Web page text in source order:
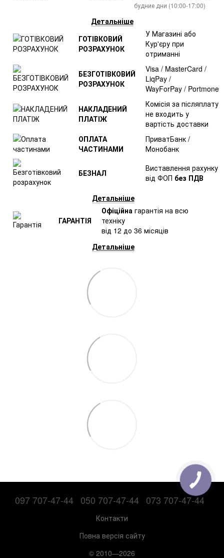
будние дни (10:00-17:00)
Детальніше
ГОТІВКОВИЙ
РОЗРАХУНОК
У Магазині або
Кур'єру при
отриманні
БЕЗГОТІВКОВИЙ
РОЗРАХУНОК
Visa / MasterCard /
LiqPay /
WayForPay / Portmone
НАКЛАДЕНИЙ
ПЛАТІЖ
Комісія за післяплату
не входить у
вартість доставки
ОПЛАТА
ЧАСТИНАМИ
ПриватБанк /
Монобанк
БЕЗНАЛ
Виставлення рахунку
від ФОП без ПДВ
Детальніше
ГАРАНТІЯ
Офіційна гарантія на всю
техніку
від 12 до 36 місяців
Детальніше
097 707-47-44 050 707-47-44 073 707-47-44
Контакти
Повна версія сайту
© 2010—2026